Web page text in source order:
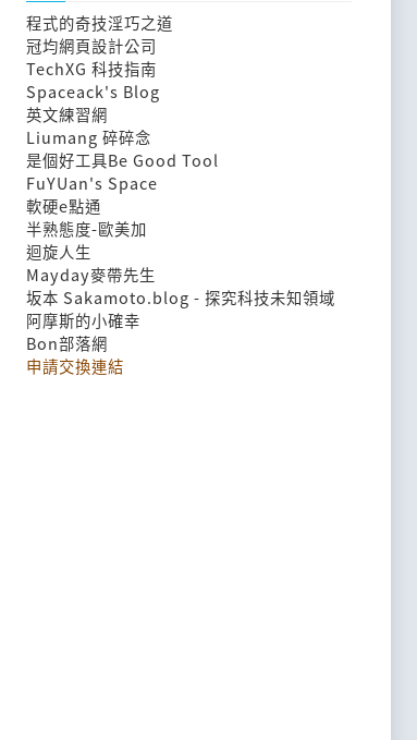
程式的奇技淫巧之道
冠均網頁設計公司
TechXG 科技指南
Spaceack's Blog
英文練習網
Liumang 碎碎念
是個好工具Be Good Tool
FuYUan's Space
軟硬e點通
半熟態度-歐美加
迴旋人生
Mayday麥帶先生
坂本 Sakamoto.blog - 探究科技未知領域
阿摩斯的小確幸
Bon部落網
申請交換連結